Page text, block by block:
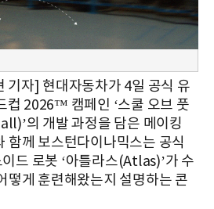
기자] 현대자동차가 4일 공식 유
컵 2026™ 캠페인 ‘스쿨 오브 풋
의 개발 과정을 담은 메이킹
함께 보스턴다이나믹스는 공식
드 로봇 ‘아틀라스(Atlas)’가 수
떻게 훈련해왔는지 설명하는 콘